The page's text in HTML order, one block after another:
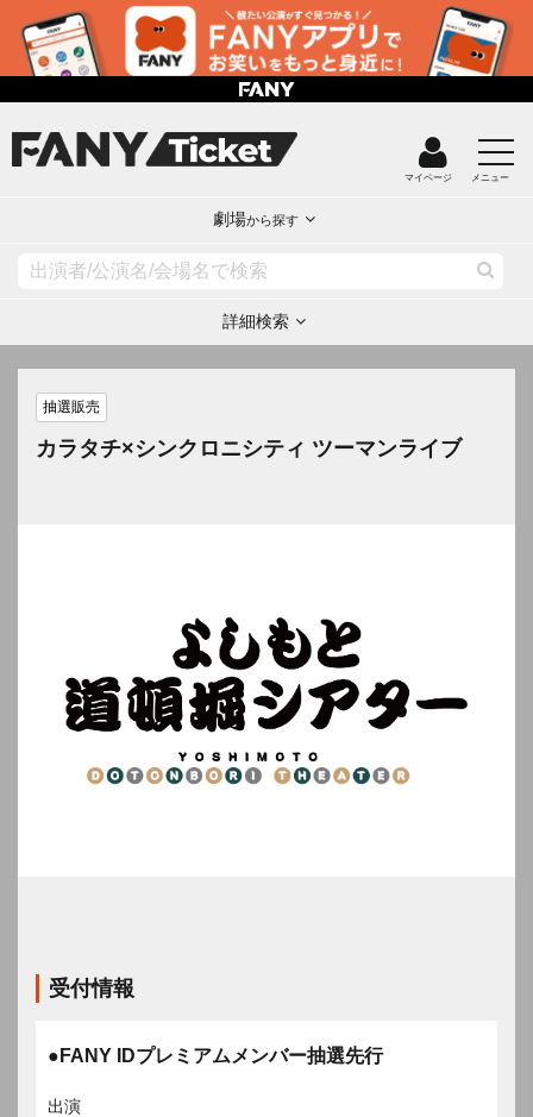
マイページ メニュー
劇場から探す
詳細検索
抽選販売
カラタチ×シンクロニシティ ツーマンライブ
受付情報
●FANY IDプレミアムメンバー抽選先行
出演